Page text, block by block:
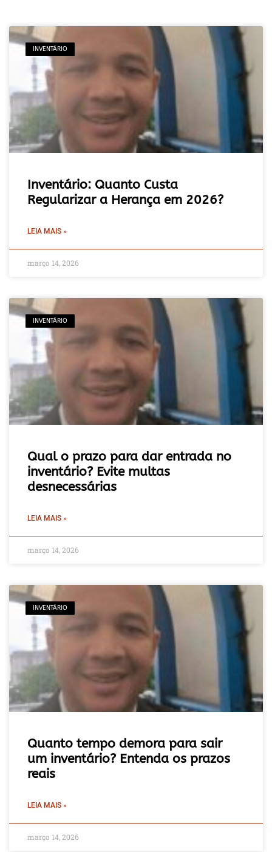
INVENTÁRIO
Inventário: Quanto Custa
Regularizar a Herança em 2026?
LEIA MAIS »
março 14, 2026
INVENTÁRIO
Qual o prazo para dar entrada no
inventário? Evite multas
desnecessárias
LEIA MAIS »
março 14, 2026
INVENTÁRIO
Quanto tempo demora para sair
um inventário? Entenda os prazos
reais
LEIA MAIS »
março 14, 2026